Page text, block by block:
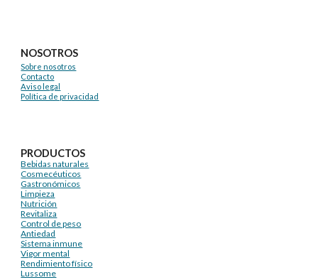
NOSOTROS
Sobre nosotros
Contacto
Aviso legal
Política de privacidad
PRODUCTOS
Bebidas naturales
Cosmecéuticos
Gastronómicos
Limpieza
Nutrición
Revitaliza
Control de peso
Antiedad
Sistema inmune
Vigor mental
Rendimiento físico
Lussome